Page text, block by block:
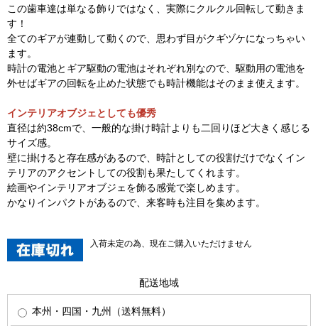
この歯車達は単なる飾りではなく、実際にクルクル回転して動きま
す！
全てのギアが連動して動くので、思わず目がクギヅケになっちゃい
ます。
時計の電池とギア駆動の電池はそれぞれ別なので、駆動用の電池を
外せばギアの回転を止めた状態でも時計機能はそのまま使えます。
インテリアオブジェとしても優秀
直径は約38cmで、一般的な掛け時計よりも二回りほど大きく感じる
サイズ感。
壁に掛けると存在感があるので、時計としての役割だけでなくイン
テリアのアクセントしての役割も果たしてくれます。
絵画やインテリアオブジェを飾る感覚で楽しめます。
かなりインパクトがあるので、来客時も注目を集めます。
入荷未定の為、現在ご購入いただけません
配送地域
本州・四国・九州（送料無料）